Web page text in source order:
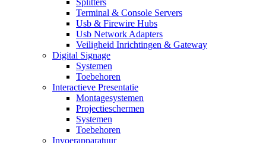
Terminal & Console Servers
Usb & Firewire Hubs
Usb Network Adapters
Veiligheid Inrichtingen & Gateway
Digital Signage
Systemen
Toebehoren
Interactieve Presentatie
Montagesystemen
Projectieschermen
Systemen
Toebehoren
Invoerapparatuur